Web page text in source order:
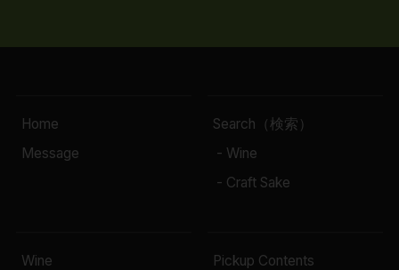
Home
Message
Search（検索）
- Wine
- Craft Sake
Wine
Pickup Contents